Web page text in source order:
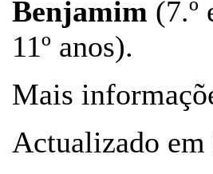
Benjamim (7.º
11º anos).
Mais
Actualizado em